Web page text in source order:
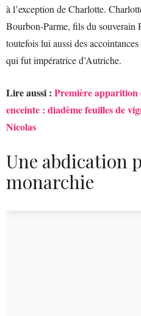
à l’exception de Charlotte.
Bourbon-Parme, fils du souverain
toutefois lui aussi des
qui fut impératrice d’Autriche.
Lire aussi : Première apparition
enceinte : diadème feuilles de
Nicolas
Une abdication
monarchie